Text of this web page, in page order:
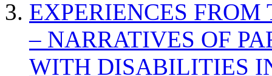
EXPERIENCES
– NARRATIVES OF
WITH DISABILITIES